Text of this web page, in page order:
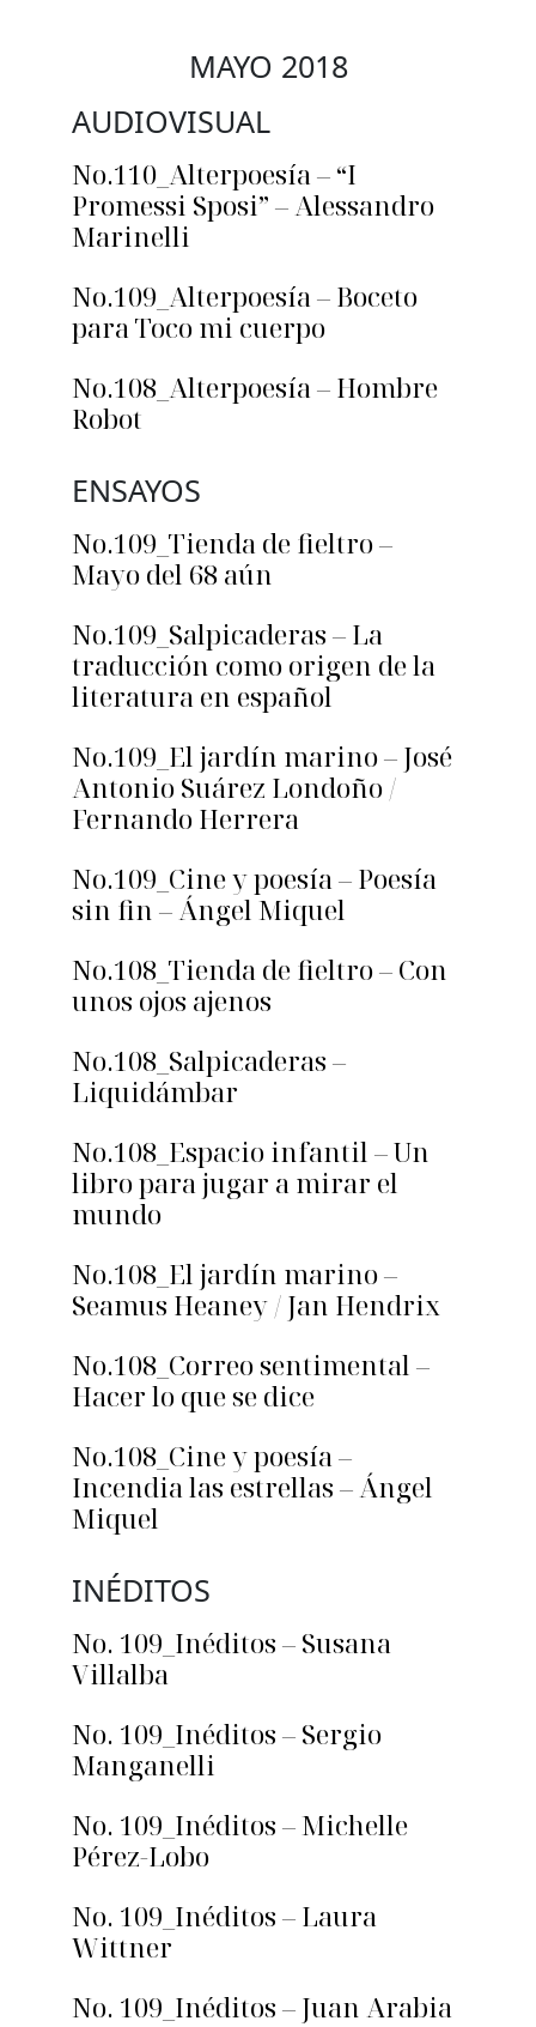
MAYO 2018
AUDIOVISUAL
No.110_Alterpoesía – “I
Promessi Sposi” – Alessandro
Marinelli
No.109_Alterpoesía – Boceto
para Toco mi cuerpo
No.108_Alterpoesía – Hombre
Robot
ENSAYOS
No.109_Tienda de fieltro –
Mayo del 68 aún
No.109_Salpicaderas – La
traducción como origen de la
literatura en español
No.109_El jardín marino – José
Antonio Suárez Londoño /
Fernando Herrera
No.109_Cine y poesía – Poesía
sin fin – Ángel Miquel
No.108_Tienda de fieltro – Con
unos ojos ajenos
No.108_Salpicaderas –
Liquidámbar
No.108_Espacio infantil – Un
libro para jugar a mirar el
mundo
No.108_El jardín marino –
Seamus Heaney / Jan Hendrix
No.108_Correo sentimental –
Hacer lo que se dice
No.108_Cine y poesía –
Incendia las estrellas – Ángel
Miquel
INÉDITOS
No. 109_Inéditos – Susana
Villalba
No. 109_Inéditos – Sergio
Manganelli
No. 109_Inéditos – Michelle
Pérez-Lobo
No. 109_Inéditos – Laura
Wittner
No. 109_Inéditos – Juan Arabia